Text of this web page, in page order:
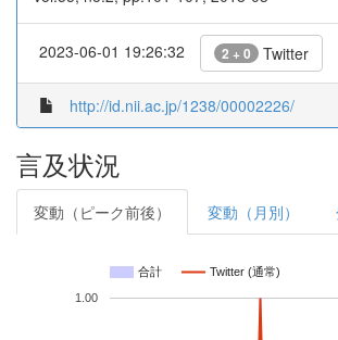
2023-06-01 19:26:32 2 + 0 Twitter
http://id.nii.ac.jp/1238/00002226/
言及状況
変動（ピーク前後） 変動（月別）
合計 Twitter (通常)
1.00